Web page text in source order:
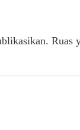
Ruas